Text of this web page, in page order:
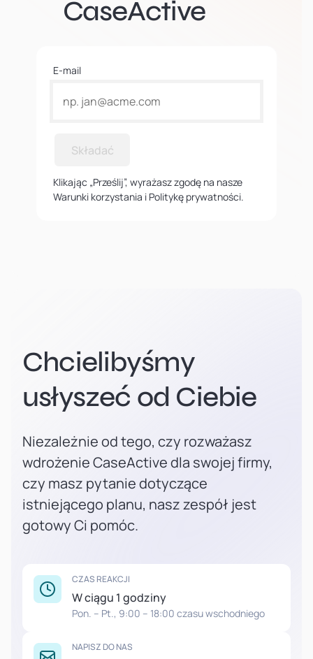
CaseActive
E-mail
Składać
Klikając „Prześlij”, wyrażasz zgodę na nasze
Warunki korzystania i Politykę prywatności.
Chcielibyśmy
usłyszeć od Ciebie
Niezależnie od tego, czy rozważasz
wdrożenie CaseActive dla swojej firmy,
czy masz pytanie dotyczące
istniejącego planu, nasz zespół jest
gotowy Ci pomóc.
CZAS REAKCJI
W ciągu 1 godziny
Pon. – Pt., 9:00 – 18:00 czasu wschodniego
NAPISZ DO NAS